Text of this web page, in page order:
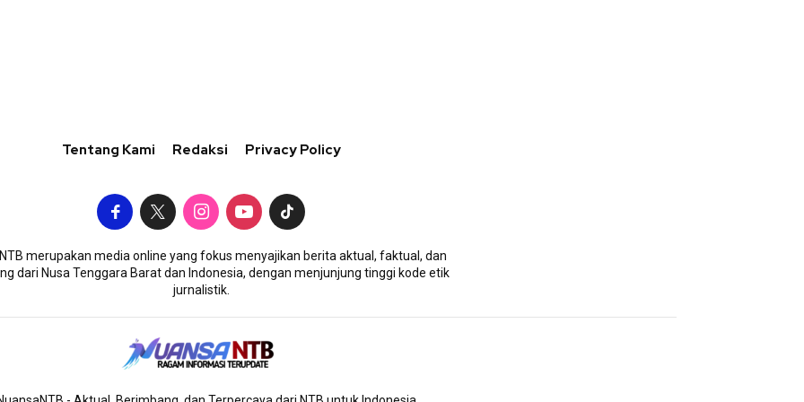
Tentang Kami Redaksi Privacy Policy
merupakan media online yang fokus menyajikan berita aktual, faktual, dan
dari Nusa Tenggara Barat dan Indonesia, dengan menjunjung tinggi kode etik
jurnalistik.